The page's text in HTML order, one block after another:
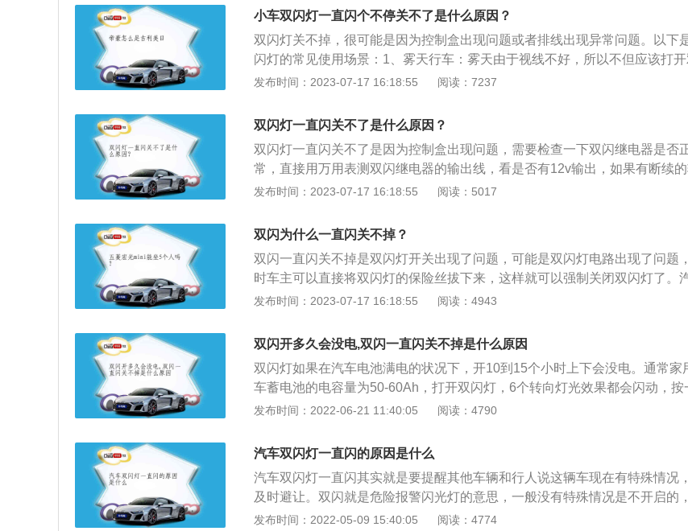
闪灯，还应该打开雾灯，以提醒过往车辆的注意，以及为自己照明。2、交通
故：在道路上发生故障或者发生交通事故时应该打开双闪灯，以提醒过往车辆
意安全。3、牵引故障机动车：牵引车和被牵引车均应开启危险报警闪光灯
醒自己的车处于非正常状态。4、在行车道路上临时停车：打开双闪灯提醒别
车注意。5、组成交警部门允许组成的车队：车队内的车辆应该打开双闪灯。
车速不得超过每小时40公里，与同车道前车保持50米以上的距离。7、能见度
于50米：开启雾灯、近光灯、示廓灯、前后位灯和危险报警闪光灯，车速不
过每小时20公里，并从最近的出口尽快驶离高速公路。
小车双闪灯一直闪个不停关不了是什么原因？
双闪灯关不掉，很可能是因为控制盒出现问题或者排线出现异常问题。以下
闪灯的常见使用场景：1、雾天行车：雾天由于视线不好，所以不但应该打开
闪灯，还应该打开雾灯，以提醒过往车辆的注意，以及为自己照明。2、发生
灯，以提醒过往车辆注意安全。在高速公路上车辆发生故障、事故停车后，不
规定使用灯光和设置警告标志的一次记12分。
发布时间：2023-07-17 16:18:55 阅读：7237
双闪灯一直闪关不了是什么原因？
双闪灯一直闪关不了是因为控制盒出现问题，需要检查一下双闪继电器是否
常，直接用万用表测双闪继电器的输出线，看是否有12v输出，如果有断续
出变化就说明是正常的，如果没有输出或者一直都是12v输出，就说明双闪继
引车和被牵引车均应开启危险报警闪光灯，提醒自己的车处于非正常状态；2
在行车道路上临时停车时，打开双闪灯提醒别的车注意；3、组成交警部门允
组成的车队时，车队内车辆应该打开双闪灯。
发布时间：2023-07-17 16:18:55 阅读：5017
双闪为什么一直闪关不掉？
双闪一直闪关不掉是双闪灯开关出现了问题，可能是双闪灯电路出现了问题
时车主可以直接将双闪灯的保险丝拔下来，这样就可以强制关闭双闪灯了。
的双闪灯亮起时，代表此时有紧急情况或危险情况，所以平时不要随便打开双
突遇车辆发生故障，不能及时移至到安全区域时，应立即开启危险报警闪光灯
也是所称的双闪，以提醒过往车辆及行人注意安全，并及时报警，等待救援。
发布时间：2023-07-17 16:18:55 阅读：4943
双闪开多久会没电,双闪一直闪关不掉是什么原因
双闪灯如果在汽车电池满电的状况下，开10到15个小时上下会没电。通常家
车蓄电池的电容量为50-60Ah，打开双闪灯，6个转向灯光效果都会闪动，按
灯6-10W的功率算，理论上满电的汽车蓄电池可以坚持15个小时。双闪开多
辆与行人留意本车发生了特殊情况的信号灯。在实际的使用状况下，双闪灯的
开时间还要考虑到电瓶的老化，能否有额外辅助灯光效果和耗电源等因素，实
续航会比理论值略短一些，并且，不同的车型耗电速度也不一样。我们平时
车时，如果碰到车辆常见故障或者行车危险时，要打开双闪灯，在电量充足
况下，灭车打双闪灯能坚持多10个小时以上。即使车辆耗电量大，电瓶电量不
发布时间：2022-06-21 11:40:05 阅读：4790
汽车双闪灯一直闪的原因是什么
汽车双闪灯一直闪其实就是要提醒其他车辆和行人说这辆车现在有特殊情况
及时避让。双闪就是危险报警闪光灯的意思，一般没有特殊情况是不开启的
果一直闪的话，也有可能是没有关好。车主在日常驾驶中要注意正确使用双闪
发布时间：2022-05-09 15:40:05 阅读：4774